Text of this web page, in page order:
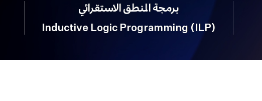
Inductive Logic Programming (ILP)
برمجة المنطق الاستقرائي